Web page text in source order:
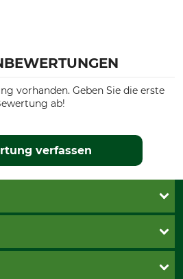
vorhanden. Geben Sie die erste
ab!
verfassen